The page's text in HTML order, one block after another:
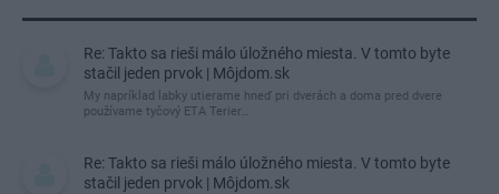
Re: Takto sa rieši málo úložného miesta. V tomto byte
stačil jeden prvok | Môjdom.sk
My napríklad labky utierame hneď pri dverách a doma pred dvere
používame tyčový ETA Terier…
Re: Takto sa rieši málo úložného miesta. V tomto byte
stačil jeden prvok | Môjdom.sk